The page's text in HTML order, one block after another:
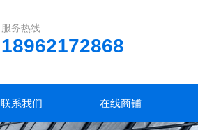
服务热线
18962172868
联系我们 在线商铺